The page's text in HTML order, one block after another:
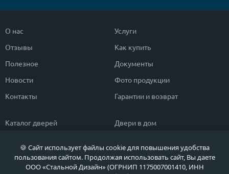
О нас
Отзывы
Полезное
Новости
Контакты
Услуги
Как купить
Документы
Фото продукции
Гарантии и возврат
Каталог дверей
Популярные двери
Быстрый подбор двери
Двери в дом
Двери в квартиру
Тамбурные двери
🍪 Сайт использует файлы cookie для повышения удобства
пользования сайтом. Продолжая использовать сайт, Вы даете
ООО «Стальной Дизайн» (ОГРНИП 1175007001410, ИНН